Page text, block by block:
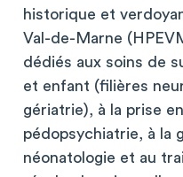
historique et
Val-de-Marne
dédiés aux soins de
et enfant (filières
gériatrie), à la prise
pédopsychiatrie, à la
néonatologie et au